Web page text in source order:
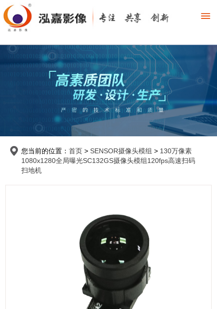
您当前的位置： 首页 > SENSOR摄像头模组 > 130万像素
1080x1280全局曝光SC132GS摄像头模组120fps高速扫码
扫地机